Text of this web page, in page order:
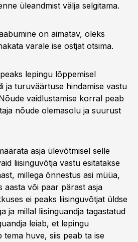
üleandmist välja selgitama.
on aimatav, oleks
varale ise ostjat otsima.
lepingu lõppemisel
ja turuväärtuse hindamise vastu
vaidlustamise korral peab
nõude olemasolu ja suurust
asja ülevõtmisel selle
liisinguvõtja vastu esitatakse
millega õnnestus asi müüa,
aasta või paar pärast asja
ei peaks liisinguvõtjat üldse
ja millal liisinguandja tagastatud
leiab, et lepingu
tema huve, siis peab ta ise